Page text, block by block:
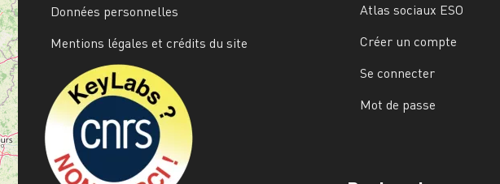
Données personnelles
Mentions légales et crédits du site
Atlas sociaux ESO
Créer un compte
Se connecter
Mot de passe